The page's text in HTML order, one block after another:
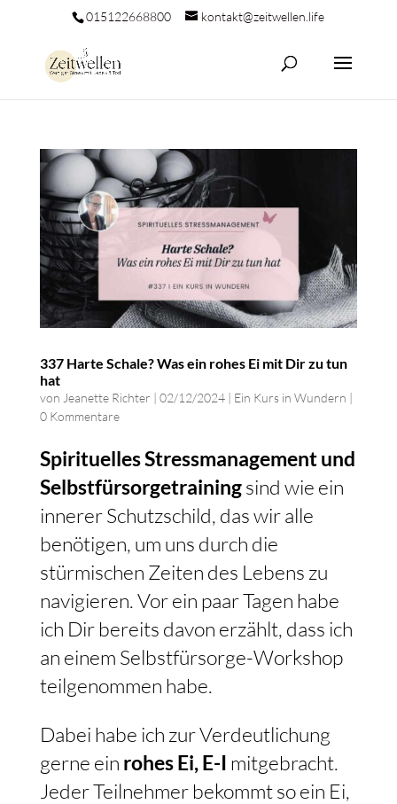
015122668800 kontakt@zeitwellen.life
337 Harte Schale? Was ein rohes Ei mit Dir zu tun
hat
von Jeanette Richter | 02/12/2024| Ein Kurs in Wundern |
0 Kommentare
Spirituelles Stressmanagement und
Selbstfürsorgetrainingsind wie ein
innerer Schutzschild, das wir alle
benötigen, um uns durch die
stürmischen Zeiten des Lebens zu
navigieren. Vor ein paar Tagen habe
ich Dir bereits davon erzählt, dass ich
an einem Selbstfürsorge-Workshop
teilgenommen habe.
Dabei habe ich zur Verdeutlichung
gerne ein rohes Ei, E-I mitgebracht.
Jeder Teilnehmer bekommt so ein Ei,